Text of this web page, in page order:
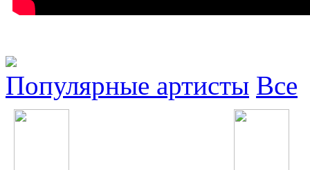
Популярные артисты Все